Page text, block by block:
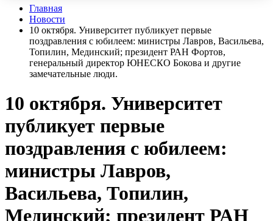
Главная
Новости
10 октября. Университет публикует первые
поздравления с юбилеем: министры Лавров, Васильева,
Топилин, Мединский; президент РАН Фортов,
генеральный директор ЮНЕСКО Бокова и другие
замечательные люди.
10 октября. Университет
публикует первые
поздравления с юбилеем:
министры Лавров,
Васильева, Топилин,
Мединский; президент РАН